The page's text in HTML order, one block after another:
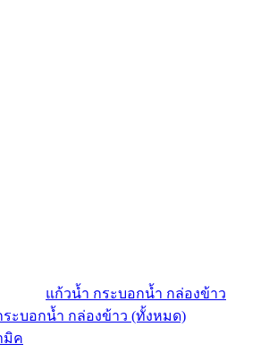
แก้วน้ำ กระบอกน้ำ กล่องข้าว
ระบอกน้ำ กล่องข้าว (ทั้งหมด)
มิค